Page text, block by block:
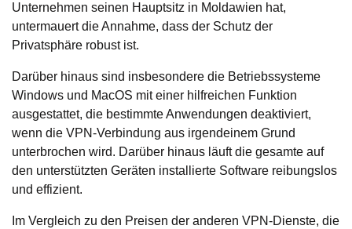
Unternehmen seinen Hauptsitz in Moldawien hat,
untermauert die Annahme, dass der Schutz der
Privatsphäre robust ist.
Darüber hinaus sind insbesondere die Betriebssysteme
Windows und MacOS mit einer hilfreichen Funktion
ausgestattet, die bestimmte Anwendungen deaktiviert,
wenn die VPN-Verbindung aus irgendeinem Grund
unterbrochen wird. Darüber hinaus läuft die gesamte auf
den unterstützten Geräten installierte Software reibungslos
und effizient.
Im Vergleich zu den Preisen der anderen VPN-Dienste, die